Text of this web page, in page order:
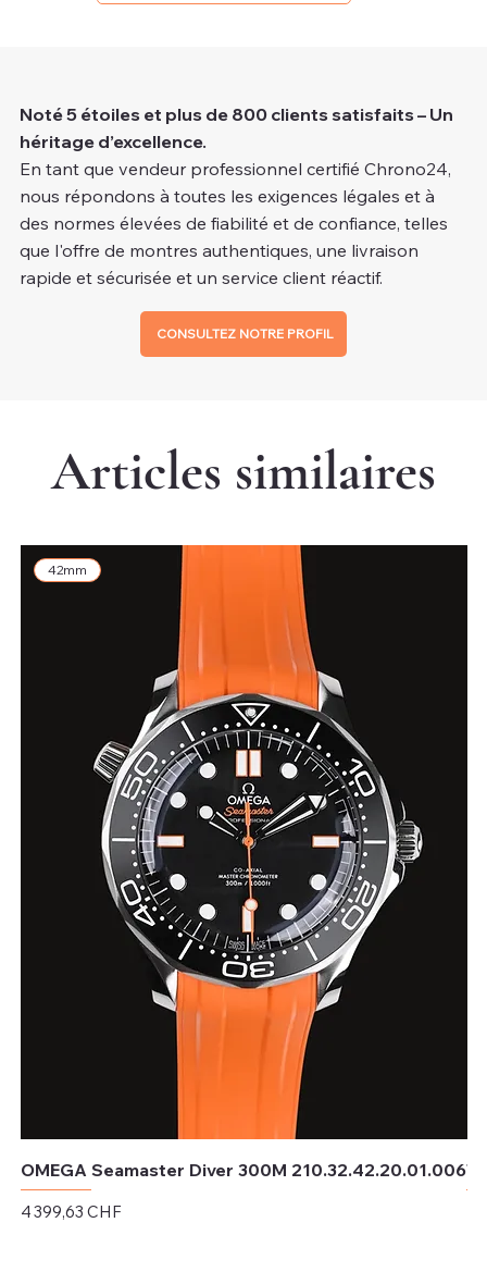
Noté 5 étoiles et plus de 800 clients satisfaits – Un
héritage d’excellence.
En tant que vendeur professionnel certifié Chrono24,
nous répondons à toutes les exigences légales et à
des normes élevées de fiabilité et de confiance, telles
que l'offre de montres authentiques, une livraison
rapide et sécurisée et un service client réactif.
CONSULTEZ NOTRE PROFIL
Articles similaires
42mm
OMEGA Seamaster Diver 300M 210.32.42.20.01.006
Prix
4 399,63 CHF